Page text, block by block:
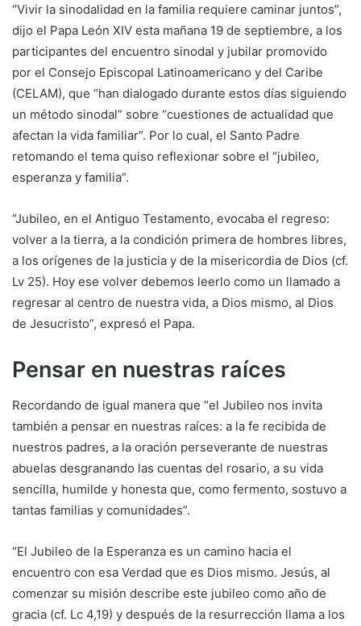
“Vivir la sinodalidad en la familia requiere caminar juntos”,
dijo el Papa León XIV esta mañana 19 de septiembre, a los
participantes del encuentro sinodal y jubilar promovido
por el Consejo Episcopal Latinoamericano y del Caribe
(CELAM), que “han dialogado durante estos días siguiendo
un método sinodal” sobre “cuestiones de actualidad que
afectan la vida familiar”. Por lo cual, el Santo Padre
retomando el tema quiso reflexionar sobre el “jubileo,
esperanza y familia”.
“Jubileo, en el Antiguo Testamento, evocaba el regreso:
volver a la tierra, a la condición primera de hombres libres,
a los orígenes de la justicia y de la misericordia de Dios (cf.
Lv 25). Hoy ese volver debemos leerlo como un llamado a
regresar al centro de nuestra vida, a Dios mismo, al Dios
de Jesucristo”, expresó el Papa.
Pensar en nuestras raíces
Recordando de igual manera que “el Jubileo nos invita
también a pensar en nuestras raíces: a la fe recibida de
nuestros padres, a la oración perseverante de nuestras
abuelas desgranando las cuentas del rosario, a su vida
sencilla, humilde y honesta que, como fermento, sostuvo a
tantas familias y comunidades”.
“El Jubileo de la Esperanza es un camino hacia el
encuentro con esa Verdad que es Dios mismo. Jesús, al
comenzar su misión describe este jubileo como año de
gracia (cf. Lc 4,19) y después de la resurrección llama a los